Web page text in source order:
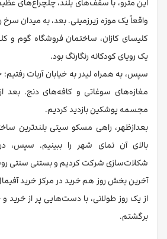
این مترو، با سقف‌های بلند، چلچراغ‌های
واقعاً یک موزه زیرزمینی. بعد، به میدان سرخ
کلیسای کازان، ساختمان فروشگاه گوم و
یک رویای کودکانه رنگارنگ بود.
سپس، به همراه لیدر به خیابان آربات
مغازه‌های سوغاتی و کافه‌های دنج. بعد
مجسمه پوشکین بازدید کردیم.
بعدازظهر، راهی مسکو سیتی بلندترین
بالای آن نمای شهر را ببینیم. سپس،
شکلات‌سازی شرکت کردیم و بستنی سنتی
آخرین بخش روز هم خرید در مرکز خرید
از یک روز طولانی، با دست‌هایی پر از
برگشتم.